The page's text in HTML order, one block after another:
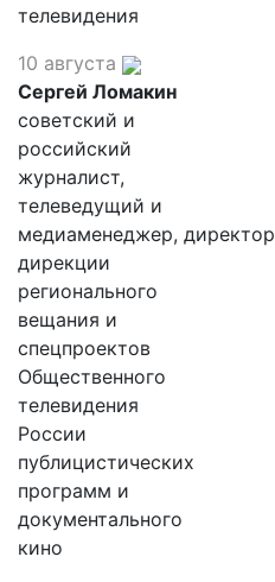
телевидения
10 августа
Сергей Ломакин
советский и
российский
журналист,
телеведущий и
медиаменеджер, директор
дирекции
регионального
вещания и
спецпроектов
Общественного
телевидения
России
публицистических
программ и
документального
кино